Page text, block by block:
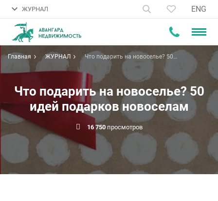
ЖУРНАЛ ENG
Главная ЖУРНАЛ
Что подарить на новоселье? 50
идей подарков новоселам
Что подарить на новоселье? 50
идей подарков новоселам
16 750просмотров